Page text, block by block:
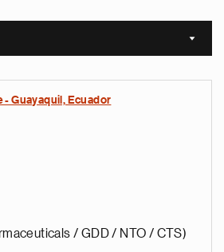
Sort
Guayaquil, Ecuador
/ GDD / NTO / CTS)